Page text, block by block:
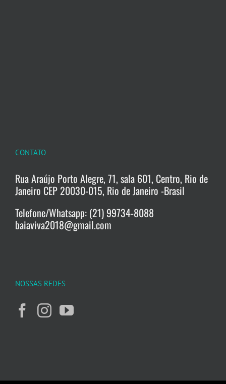
CONTATO
Rua Araújo Porto Alegre, 71, sala 601, Centro, Rio de
Janeiro CEP 20030-015, Rio de Janeiro -Brasil
Telefone/Whatsapp: (21) 99734-8088
baiaviva2018@gmail.com
NOSSAS REDES